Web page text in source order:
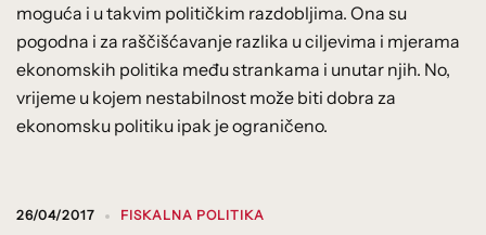
moguća i u takvim političkim razdobljima. Ona su
pogodna i za raščišćavanje razlika u ciljevima i mjerama
ekonomskih politika među strankama i unutar njih. No,
vrijeme u kojem nestabilnost može biti dobra za
ekonomsku politiku ipak je ograničeno.
26/04/2017 FISKALNA POLITIKA